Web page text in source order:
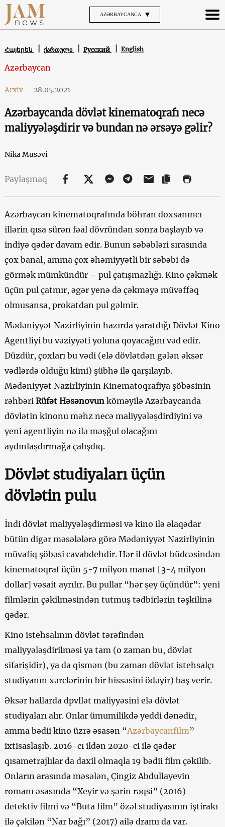
AZƏRBAYCANCA
Հայերեն ქართული Русский English
Azərbaycan
Arxiv - 28.05.2021
Azərbaycanda dövlət kinematoqrafı necə
maliyyələşdirir və bundan nə ərsəyə gəlir?
Nika Musəvi
Paylaşmaq
Azərbaycan kinematoqrafında böhran doxsanıncı
illərin qısa sürən fəal dövründən sonra başlayıb və
indiyə qədər davam edir. Bunun səbəbləri sırasında
çox banal, amma çox əhəmiyyətli bir səbəbi də
görmək mümkündür – pul çatışmazlığı. Kino çəkmək
üçün pul çatmır, əgər yenə də çəkməyə müvəffəq
olmusansa, prokatdan pul gəlmir.
Mədəniyyət Nazirliyinin hazırda yaratdığı Dövlət Kino
Agentliyi bu vəziyyəti yoluna qoyacağını vəd edir.
Düzdür, çoxları bu vədi (elə dövlətdən gələn əksər
vədlərdə olduğu kimi) şübhə ilə qarşılayıb.
Mədəniyyət Nazirliyinin Kinematoqrafiya şöbəsinin
rəhbəri Rüfət Həsənovun köməyilə Azərbaycanda
dövlətin kinonu məhz necə maliyyələşdirdiyini və
yeni agentliyin nə ilə məşğul olacağını
aydınlaşdırmağa çalışdıq.
Dövlət studiyaları üçün
dövlətin pulu
İndi dövlət maliyyələşdirməsi və kino ilə əlaqədar
bütün digər məsələlərə görə Mədəniyyət Nazirliyinin
müvafiq şöbəsi cavabdehdir. Hər il dövlət büdcəsindən
kinematoqraf üçün 5-7 milyon manat [3-4 milyon
dollar] vəsait ayrılır. Bu pullar “hər şey üçündür”: yeni
filmlərin çəkilməsindən tutmuş tədbirlərin təşkilinə
qədər.
Kino istehsalının dövlət tərəfindən
maliyyələşdirilməsi ya tam (o zaman bu, dövlət
sifarişidir), ya da qismən (bu zaman dövlət istehsalçı
studiyanın xərclərinin bir hissəsini ödəyir) baş verir.
Əksər hallarda dpvllət maliyyəsini elə dövlət
studiyaları alır. Onlar ümumilikdə yeddi dənədir,
amma bədii kino üzrə əsasən “Azərbaycanfilm”
ixtisaslaşıb. 2016-cı ildən 2020-ci ilə qədər
qısametrajlılar da daxil olmaqla 19 bədii film çəkilib.
Onların arasında məsələn, Çingiz Abdullayevin
romanı əsasında “Xeyir və şərin rəqsi” (2016)
detektiv filmi və “Buta film” özəl studiyasının iştirakı
ilə çəkilən “Nar bağı” (2017) ailə dramı da var.